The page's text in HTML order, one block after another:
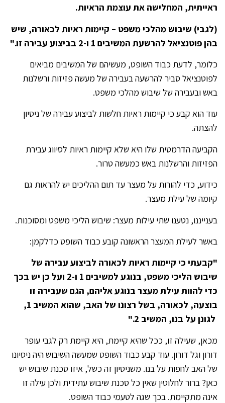
ראייתית, המחלישה את עוצמת הראיות.
(לגבי) שיבוש מהלכי משפט – קיימות ראיות לכאורה, שיש
בהן פוטנציאל להרשעת המשיבים 1 ו-2 בביצוע עבירה זו
."
כלומר, לדעת כבוד השופט, מעשיהם של המשיבים מביאים
לפוטנציאל סביר להרשעה בעבירה של מעשה פזיזות ורשלנות
באש ובעבירה של שיבוש מהלכי משפט.
עוד הוא קבע כי קיימות ראיות חלשות לביצוע עבירה של ניסיון
להצתה.
הקביעה הדרמטית שלו היא שלא קיימות ראיות לסיווג עבירת
הפזיזות והרשלנות באש כמעשה טרור.
כידוע, כדי להורות על מעצר עד תום ההליכים יש להראות גם
קיומה של עילת מעצר.
בענייננו, נטענו שתי עילות מעצר: שיבוש הליכי משפט ומסוכנות.
באשר לעילת המעצר הראשונה קובע כבוד השופט כדלקמן:
"קבעתי כי קיימות ראיות לכאורה לביצוע עבירה של
שיבוש הליכי משפט,
בנוגע למשיבים 1 ו-2 ועל כן יש בכך
כדי להוות עילת מעצר בנוגע אליהם, הגם שעבירה זו
בוצעה
, לכאורה, בשל רצונו של האב, שהוא המשיב 1,
לגונן על בנו, המשיב 2."
מכאן, שעילה זו, ככל שהיא קיימת, היא קיימת רק לגבי עופר
דורון וגל דורון. עוד קבע כבוד השופט שמעשה השיבוש היה ניסיונו
של האב לחפות על בנו. משניסיון זה כשל, איזו סכנת שיבוש יש
כאן? ברור לחלוטין שאין כל סכנת שיבוש עתידית ולכן עילה זו
אינה מתקיימת. בכך שגה לטעמי כבוד השופט.